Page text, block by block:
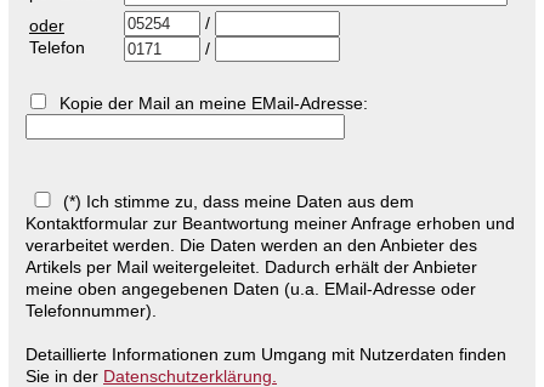
oder
Telefon
/
/
Kopie der Mail an meine EMail-Adresse:
(*) Ich stimme zu, dass meine Daten aus dem
Kontaktformular zur Beantwortung meiner Anfrage erhoben und
verarbeitet werden. Die Daten werden an den Anbieter des
Artikels per Mail weitergeleitet. Dadurch erhält der Anbieter
meine oben angegebenen Daten (u.a. EMail-Adresse oder
Telefonnummer).
Detaillierte Informationen zum Umgang mit Nutzerdaten finden
Sie in der Datenschutzerklärung.